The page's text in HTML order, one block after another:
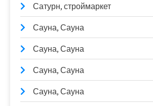
Сатурн, строймаркет
Сауна, Сауна
Сауна, Сауна
Сауна, Сауна
Сауна, Сауна